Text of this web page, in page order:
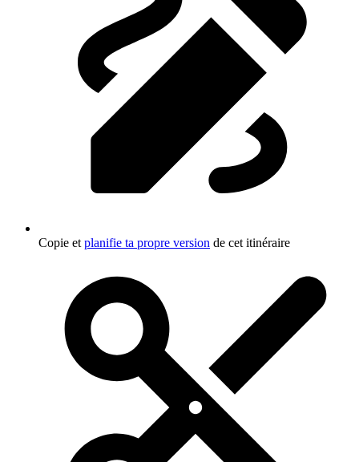
Copie et planifie ta propre version de cet itinéraire